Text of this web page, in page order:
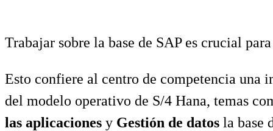
Trabajar sobre la base de SAP es crucial
Esto confiere al centro de competencia una
del modelo operativo de S/4 Hana, temas
las aplicaciones y Gestión de datos la base